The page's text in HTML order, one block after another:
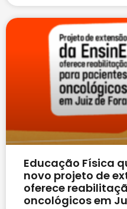
Educação Física
novo projeto de
oferece
oncológicos em